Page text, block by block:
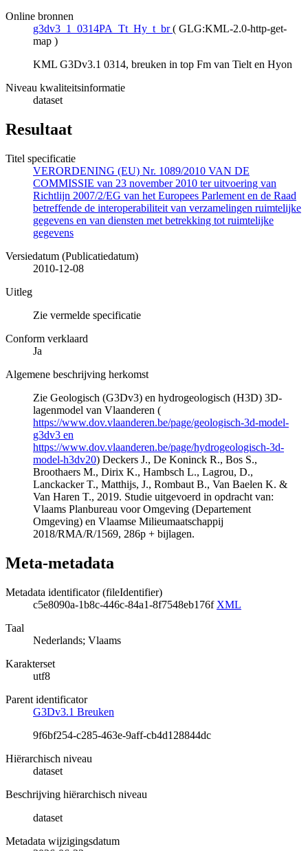
Online bronnen
g3dv3_1_0314PA_Tt_Hy_t_br ( GLG:KML-2.0-http-get-
map )
KML G3Dv3.1 0314, breuken in top Fm van Tielt en Hyon
Niveau kwaliteitsinformatie
dataset
Resultaat
Titel specificatie
VERORDENING (EU) Nr. 1089/2010 VAN DE
COMMISSIE van 23 november 2010 ter uitvoering van
Richtlijn 2007/2/EG van het Europees Parlement en de Raad
betreffende de interoperabiliteit van verzamelingen ruimtelijke
gegevens en van diensten met betrekking tot ruimtelijke
gegevens
Versiedatum (Publicatiedatum)
2010-12-08
Uitleg
Zie vermelde specificatie
Conform verklaard
Ja
Algemene beschrijving herkomst
Zie Geologisch (G3Dv3) en hydrogeologisch (H3D) 3D-
lagenmodel van Vlaanderen (
https://www.dov.vlaanderen.be/page/geologisch-3d-model-
g3dv3 en
https://www.dov.vlaanderen.be/page/hydrogeologisch-3d-
model-h3dv20) Deckers J., De Koninck R., Bos S.,
Broothaers M., Dirix K., Hambsch L., Lagrou, D.,
Lanckacker T., Matthijs, J., Rombaut B., Van Baelen K. &
Van Haren T., 2019. Studie uitgevoerd in opdracht van:
Vlaams Planbureau voor Omgeving (Departement
Omgeving) en Vlaamse Milieumaatschappij
2018/RMA/R/1569, 286p + bijlagen.
Meta-metadata
Metadata identificator (fileIdentifier)
c5e8090a-1b8c-446c-84a1-8f7548eb176f XML
Taal
Nederlands; Vlaams
Karakterset
utf8
Parent identificator
G3Dv3.1 Breuken
9f6bf254-c285-463e-9aff-cb4d128844dc
Hiërarchisch niveau
dataset
Beschrijving hiërarchisch niveau
dataset
Metadata wijzigingsdatum